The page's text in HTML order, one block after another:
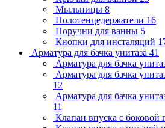
Мыльницы 8
Полотенцедержатели 16
Поручни для ванны 5
Кнопки для инсталяций
Арматура для бачка унитаза 41
Арматура для бачка
Арматура для бачка
12
Арматура для бачка
11
Клапан впуска с боковой